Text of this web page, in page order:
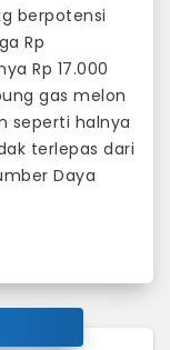
Rp
45rb
berpotensi
Rp
Rp 17.000
gas melon
seperti halnya
terlepas dari
Daya